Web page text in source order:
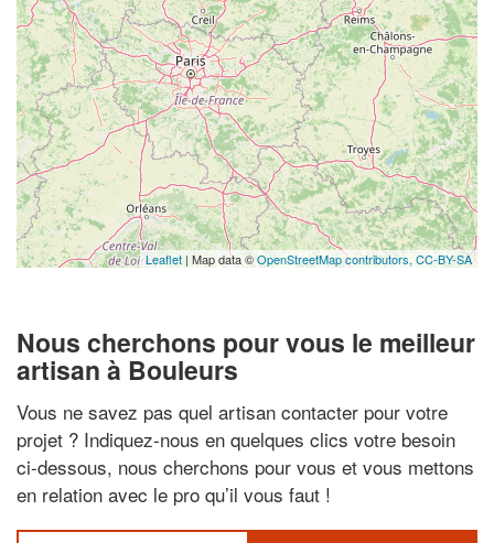
Leaflet | Map data ©OpenStreetMap contributors, CC-BY-SA
Nous cherchons pour vous le meilleur
artisan à Bouleurs
Vous ne savez pas quel artisan contacter pour votre
projet ? Indiquez-nous en quelques clics votre besoin
ci-dessous, nous cherchons pour vous et vous mettons
en relation avec le pro qu’il vous faut !